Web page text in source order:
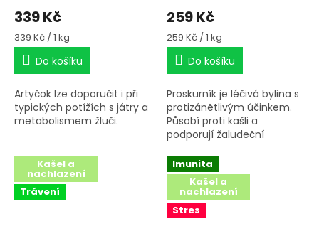
339 Kč
Měrná
cena:
339 Kč / 1 kg
Do košíku
Artyčok lze doporučit i při
typických potížích s játry a
metabolismem žluči.
259 Kč
Měrná
cena:
259 Kč / 1 kg
Do košíku
Proskurník je léčivá bylina s
protizánětlivým účinkem.
Působí proti kašli a
podporují žaludeční
činnost. Pomáhá při
abscesech, očních
zánětech, zánětech
močového měchýře,
průjmu a potížích s
dásněmi. Ulehčuje
Kašel a
nachlazení
Trávení
Imunita
Kašel a
nachlazení
Stres